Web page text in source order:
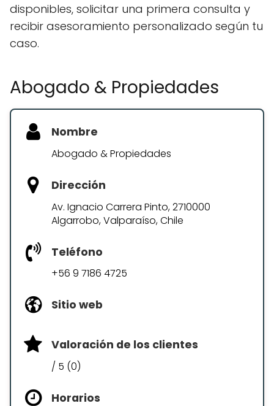
disponibles, solicitar una primera consulta y
recibir asesoramiento personalizado según tu
caso.
Abogado & Propiedades
Nombre
Abogado & Propiedades
Dirección
Av. Ignacio Carrera Pinto, 2710000
Algarrobo, Valparaíso, Chile
Teléfono
+56 9 7186 4725
Sitio web
Valoración de los clientes
/ 5 (0)
Horarios